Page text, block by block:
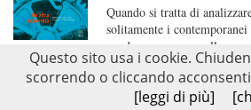
Quando si tratta di
solitamente i
condanna senza appello e
Occorre tuttavia evitare
Questo sito usa i cookie.
scorrendo o cliccando acconsenti
[leggi di più]